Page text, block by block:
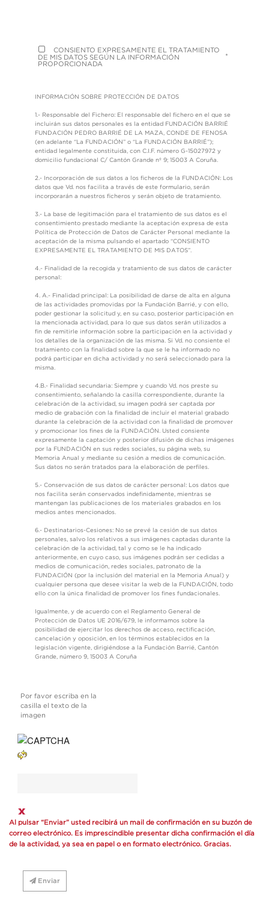
CONSIENTO EXPRESAMENTE EL TRATAMIENTO
DE MIS DATOS SEGÚN LA INFORMACIÓN
PROPORCIONADA
*
INFORMACIÓN SOBRE PROTECCIÓN DE DATOS
1.- Responsable del Fichero: El responsable del fichero en el que se
incluirán sus datos personales es la entidad FUNDACIÓN BARRIÉ
FUNDACIÓN PEDRO BARRIÉ DE LA MAZA, CONDE DE FENOSA
(en adelante “La FUNDACIÓN” o “La FUNDACIÓN BARRIÉ”);
entidad legalmente constituida, con C.I.F. número G-15027972 y
domicilio fundacional C/ Cantón Grande nº 9; 15003 A Coruña.
2.- Incorporación de sus datos a los ficheros de la FUNDACIÓN: Los
datos que Vd. nos facilita a través de este formulario, serán
incorporarán a nuestros ficheros y serán objeto de tratamiento.
3.- La base de legitimación para el tratamiento de sus datos es el
consentimiento prestado mediante la aceptación expresa de esta
Política de Protección de Datos de Carácter Personal mediante la
aceptación de la misma pulsando el apartado “CONSIENTO
EXPRESAMENTE EL TRATAMIENTO DE MIS DATOS”.
4.- Finalidad de la recogida y tratamiento de sus datos de carácter
personal:
4. A.- Finalidad principal: La posibilidad de darse de alta en alguna
de las actividades promovidas por la Fundación Barrié, y con ello,
poder gestionar la solicitud y, en su caso, posterior participación en
la mencionada actividad, para lo que sus datos serán utilizados a
fin de remitirle información sobre la participación en la actividad y
los detalles de la organización de las misma. Si Vd. no consiente el
tratamiento con la finalidad sobre la que se le ha informado no
podrá participar en dicha actividad y no será seleccionado para la
misma.
4.B.- Finalidad secundaria: Siempre y cuando Vd. nos preste su
consentimiento, señalando la casilla correspondiente, durante la
celebración de la actividad, su imagen podrá ser captada por
medio de grabación con la finalidad de incluir el material grabado
durante la celebración de la actividad con la finalidad de promover
y promocionar los fines de la FUNDACIÓN. Usted consiente
expresamente la captación y posterior difusión de dichas imágenes
por la FUNDACIÓN en sus redes sociales, su página web, su
Memoria Anual y mediante su cesión a medios de comunicación.
Sus datos no serán tratados para la elaboración de perfiles.
5.- Conservación de sus datos de carácter personal: Los datos que
nos facilita serán conservados indefinidamente, mientras se
mantengan las publicaciones de los materiales grabados en los
medios antes mencionados.
6.- Destinatarios-Cesiones: No se prevé la cesión de sus datos
personales, salvo los relativos a sus imágenes captadas durante la
celebración de la actividad, tal y como se le ha indicado
anteriormente, en cuyo caso, sus imágenes podrán ser cedidas a
medios de comunicación, redes sociales, patronato de la
FUNDACIÓN (por la inclusión del material en la Memoria Anual) y
cualquier persona que desee visitar la web de la FUNDACIÓN, todo
ello con la única finalidad de promover los fines fundacionales.
Igualmente, y de acuerdo con el Reglamento General de
Protección de Datos UE 2016/679, le informamos sobre la
posibilidad de ejercitar los derechos de acceso, rectificación,
cancelación y oposición, en los términos establecidos en la
legislación vigente, dirigiéndose a la Fundación Barrié, Cantón
Grande, número 9, 15003 A Coruña
Por favor escriba en la
casilla el texto de la
imagen
Al pulsar “Enviar” usted recibirá un mail de confirmación en su buzón de
correo electrónico. Es imprescindible presentar dicha confirmación el día
de la actividad, ya sea en papel o en formato electrónico. Gracias.
Enviar